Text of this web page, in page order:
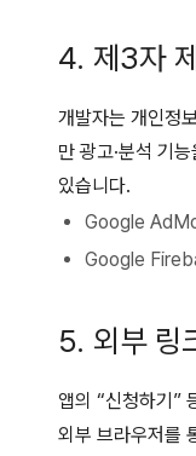
4. 제3자
개발자는 개인정
만 광고·분석 기
있습니다.
Google
Google
5. 외부 링
앱의 “신청하기”
외부 브라우저를